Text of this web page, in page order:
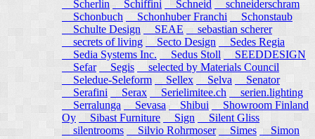
Scherlin
Schiffini Schneid
schneiderschram
Schonbuch
Schonhuber Franchi
Schonstaub
Schulte Design
SEAE
sebastian scherer
secrets of living
Secto Design
Sedes Regia
Sedia Systems Inc.
Sedus Stoll
SEEDDESIGN
Sefar
Segis
selected by Materials Council
Seledue-Seleform
Sellex Selva
Senator
Serafini
Serax Serielimitee.ch
serien.lighting
Serralunga
Sevasa Shibui
Showroom Finland
Oy
Sibast Furniture Sign
Silent Gliss
silentrooms
Silvio Rohrmoser Simes Simon